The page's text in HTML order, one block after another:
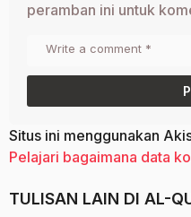
peramban ini untuk
Situs ini menggunakan
Pelajari bagaimana data
TULISAN LAIN DI AL-